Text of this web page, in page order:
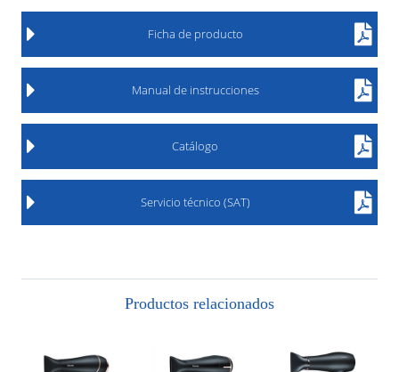
Ficha de producto
Manual de instrucciones
Catálogo
Servicio técnico (SAT)
Productos relacionados